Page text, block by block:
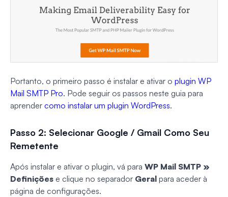
Portanto, o primeiro passo é instalar e ativar o plugin WP
Mail SMTP Pro. Pode seguir os passos neste guia para
aprender como instalar um plugin WordPress.
Passo 2: Selecionar Google / Gmail Como Seu
Remetente
Após instalar e ativar o plugin, vá para WP Mail SMTP »
Definições e clique no separador Geral para aceder à
página de configurações.